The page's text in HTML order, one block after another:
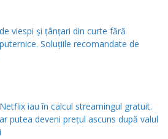
viespi și țânțari din curte fără
Soluțiile recomandate de
iau în calcul streamingul gratuit.
putea deveni prețul ascuns după valul